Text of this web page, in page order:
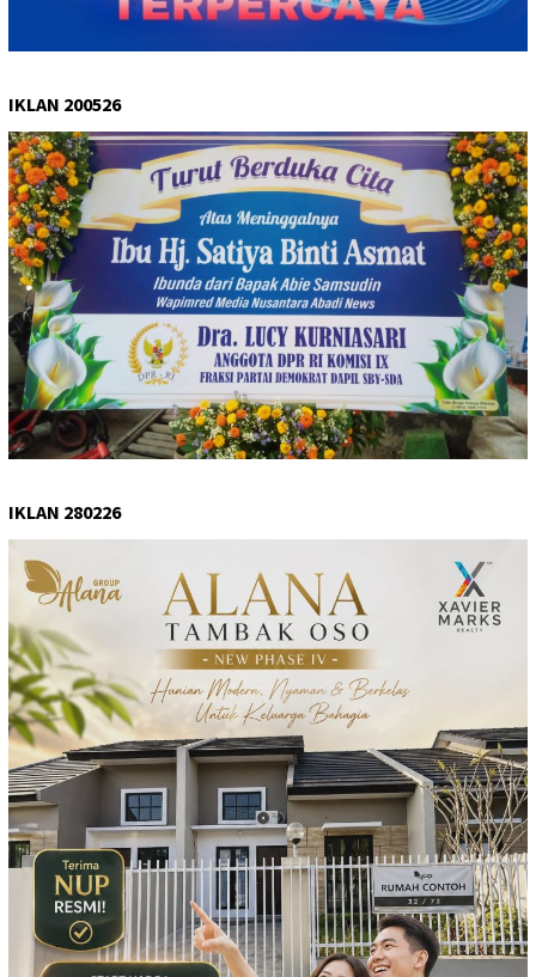
IKLAN 200526
IKLAN 280226